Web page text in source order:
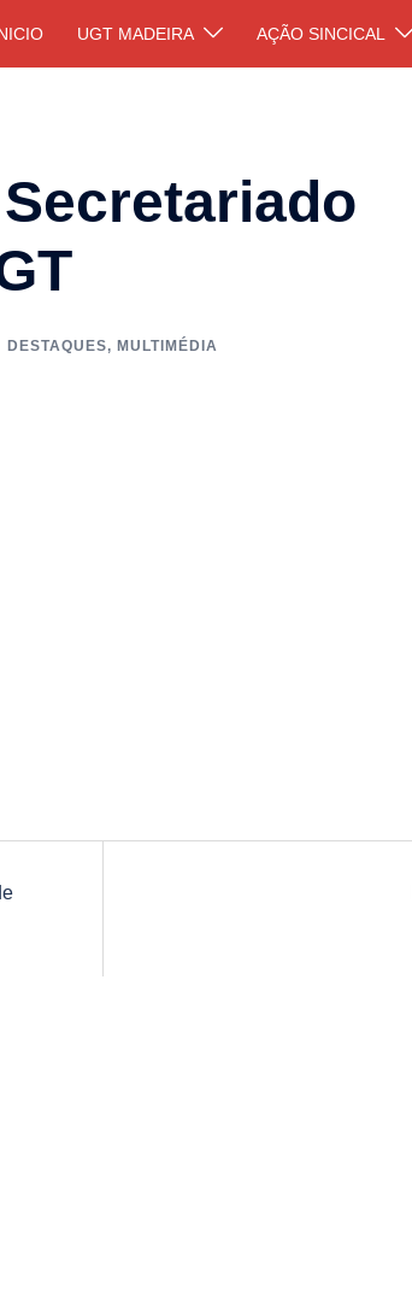
UGT MADEIRA AÇÃO SINCICAL
DESTAQUES, MULTIMÉDIA